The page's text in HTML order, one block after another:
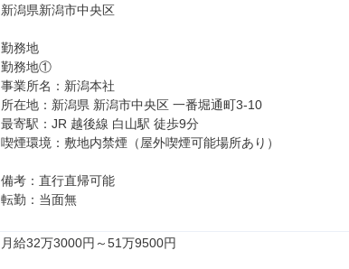
新潟県新潟市中央区
勤務地
勤務地①
事業所名：新潟本社
所在地：新潟県 新潟市中央区 一番堀通町3-10
最寄駅：JR 越後線 白山駅 徒歩9分
喫煙環境：敷地内禁煙（屋外喫煙可能場所あり）
備考：直行直帰可能
転勤：当面無
月給32万3000円～51万9500円